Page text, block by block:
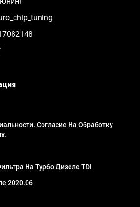
Согласие На Обработку
На Турбо Дизеле TDI
2020.06